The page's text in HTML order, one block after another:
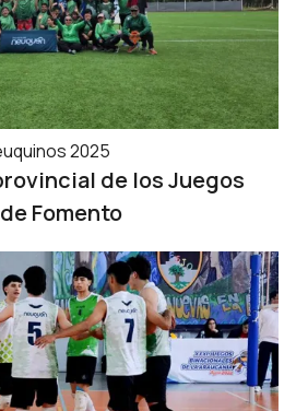
2025
de los Juegos
Fomento